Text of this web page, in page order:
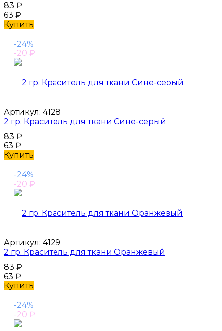
83 ₽
63 ₽
Купить
-24%
-20 ₽
Артикул: 4128
2 гр. Краситель для ткани Сине-серый
83 ₽
63 ₽
Купить
-24%
-20 ₽
Артикул: 4129
2 гр. Краситель для ткани Оранжевый
83 ₽
63 ₽
Купить
-24%
-20 ₽